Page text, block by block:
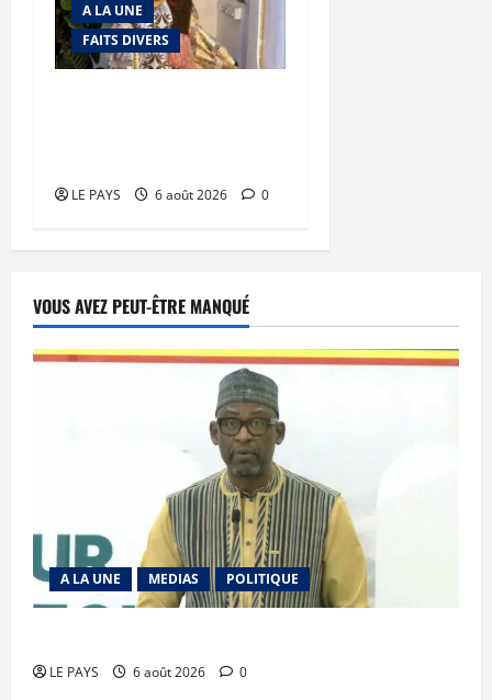
A LA UNE
FAITS DIVERS
LE PAYS 6 août 2026 0
VOUS AVEZ PEUT-ÊTRE MANQUÉ
A LA UNE MEDIAS POLITIQUE
LE PAYS 6 août 2026 0